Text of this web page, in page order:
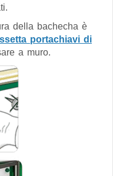
della bachecha è
portachiavi di
a muro.